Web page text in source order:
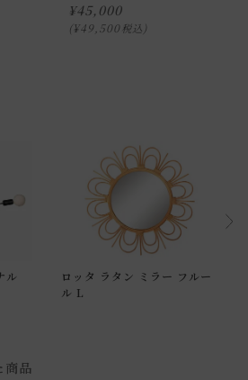
は玄関前での引渡しとなります。
ざいましたら、お気軽にお問い合
¥45,000
¥49,500 税込
ル
ロッタ ラタン ミラー フルー
ル L
商品